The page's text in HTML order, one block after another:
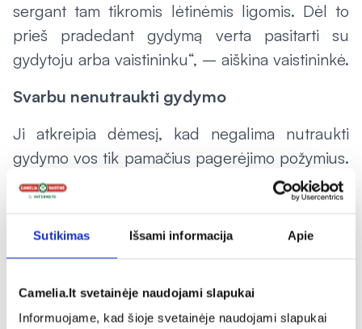
Sutikimas Išsami informacija Apie
Camelia.lt svetainėje naudojami slapukai
Informuojame, kad šioje svetainėje naudojami slapukai
sergant tam tikromis lėtinėmis ligomis. Dėl to
prieš pradedant gydymą verta pasitarti su
gydytoju arba vaistininku“, – aiškina vaistininkė.
Svarbu nenutraukti gydymo
Ji atkreipia dėmesį, kad negalima nutraukti
gydymo vos tik pamačius pagerėjimo požymius.
Grybelinė infekcija dažnai reikalauja
nuoseklumo, o per anksti nutrauktas gydymas
gali lemti pasikartojimą.
kartojasi, atsiranda skausmas, uždegimas ar
infekcija plinta, reikėtų kreiptis į šeimos